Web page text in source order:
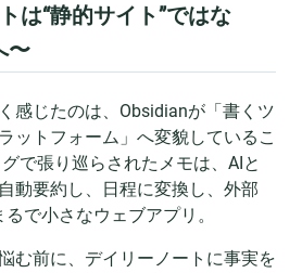
は“静的サイト”ではな
〜
感じたのは、Obsidianが「書くツ
ットフォーム」へ変貌しているこ
で張り巡らされたメモは、AIと
動要約し、日程に変換し、外部
で小さなウェブアプリ。
む前に、デイリーノートに事実を